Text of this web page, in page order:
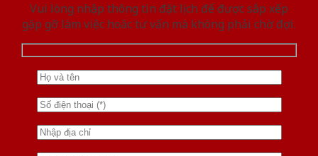
Vui lòng nhập thông tin đặt lịch để được sắp xếp
gặp gỡ làm việc hoăc tư vấn mà không phải chờ đợi.